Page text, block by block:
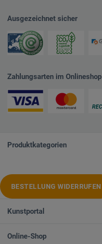
Ausgezeichnet sicher
Zahlungsarten im Onlineshop
Produktkategorien
BESTELLUNG WIDERRUFEN
Kunstportal
Online-Shop